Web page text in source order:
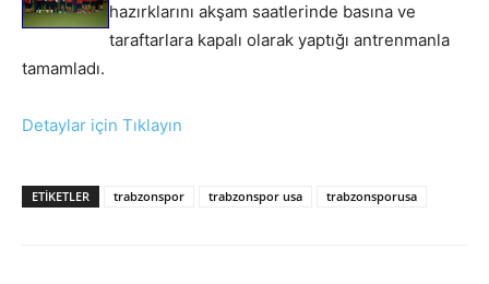
hazırklarını akşam saatlerinde basına ve
taraftarlara kapalı olarak yaptığı antrenmanla
tamamladı.
Detaylar için Tıklayın
ETIKETLER trabzonspor trabzonspor usa trabzonsporusa